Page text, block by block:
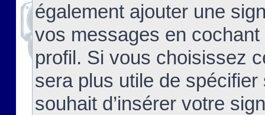
également ajouter une
vos messages en
profil. Si vous choisissez
sera plus utile de
souhait d’insérer votre